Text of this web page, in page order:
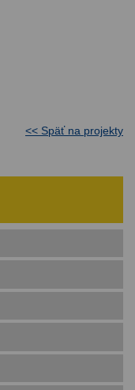
<< Späť na projekty